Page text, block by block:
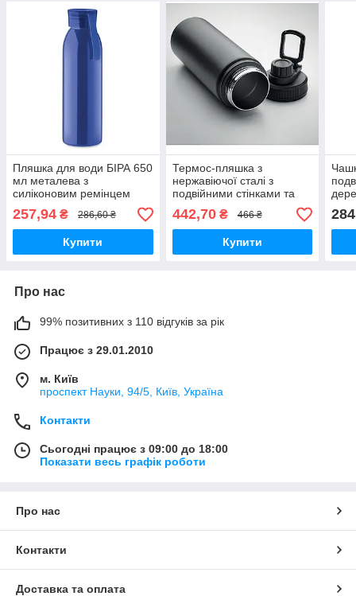
Пляшка для води БІРА 650
мл металева з
силіконовим ремінцем
синя
257,94 ₴ 286,60 ₴
Купити
Термос-пляшка з
нержавіючої сталі з
подвійними стінками та
вакуумною ізоляцією
"MILI" 500 мл чорний
442,70₴ 466 ₴
Купити
Про нас
99% позитивних з 110 відгуків за рік
Працює з 29.01.2010
м. Київ
проспект Науки, 94/5, Київ, Україна
Контакти
Сьогодні працює з 09:00 до 18:00
Показати весь графік роботи
Про нас
Контакти
Доставка та оплата